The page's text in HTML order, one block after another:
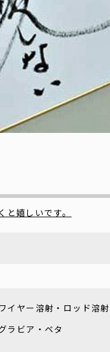
嬉しいです。
イヤー溶射・ロッド溶射
ラビア・ベタ